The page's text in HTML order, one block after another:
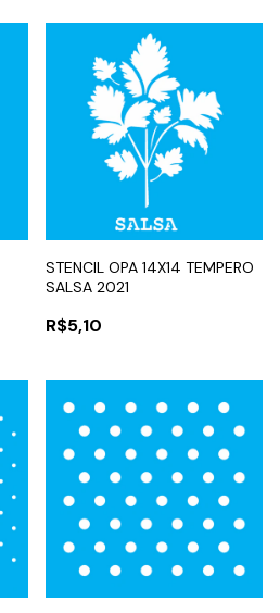
STENCIL OPA 14X14 TEMPERO
SALSA 2021
R$5,10